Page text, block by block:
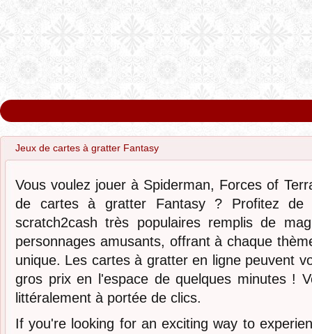
Jeux de cartes à gratter Fantasy
Vous voulez jouer à Spiderman, Forces of
de cartes à gratter Fantasy ? Profitez de
scratch2cash très populaires remplis de
personnages amusants, offrant à chaque
unique. Les cartes à gratter en ligne peuvent
gros prix en l'espace de quelques minutes !
littéralement à portée de clics.
If you're looking for an exciting way to